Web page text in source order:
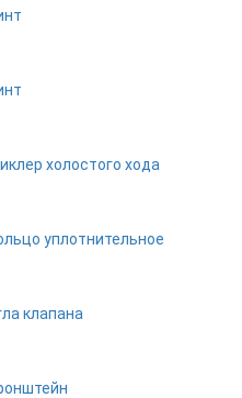
холостого хода
уплотнительное
клапана